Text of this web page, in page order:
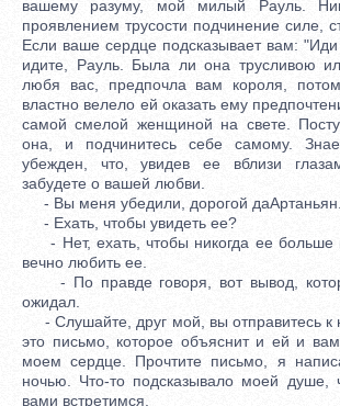
вашему разуму, мой милый Рауль.
проявлением трусости подчинение силе,
Если ваше сердце подсказывает вам:
идите, Рауль. Была ли она трусливою
любя вас, предпочла вам короля,
властно велело ей оказать ему
самой смелой женщиной на свете.
она, и подчинитесь себе самому.
убежден, что, увидев ее вблизи
забудете о вашей любви.
- Вы меня убедили, дорогой даАртаньян.
- Ехать, чтобы увидеть ее?
- Нет, ехать, чтобы никогда ее больше
вечно любить ее.
- По правде говоря, вот вывод,
ожидал.
- Слушайте, друг мой, вы отправитесь к
это письмо, которое объяснит и ей и
моем сердце. Прочтите письмо, я
ночью. Что-то подсказывало моей душе,
вами встретимся.